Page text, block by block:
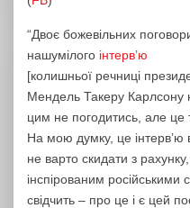
“Двоє божевільних
нашумілого інтервʼю
[колишньої речниці
Мендель Такеру Карлсону
цим не погодитись, але це
На мою думку, це
не варто скидати з
інспірованим
свідчить – про це і є цей